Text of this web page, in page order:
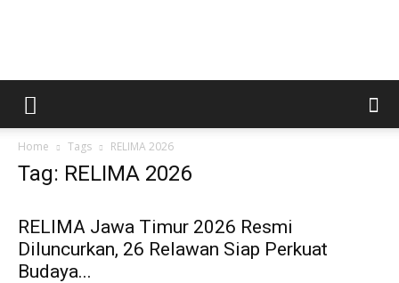
Kabar
Home Tags RELIMA 2026
Tag: RELIMA 2026
RELIMA Jawa Timur 2026 Resmi
Diluncurkan, 26 Relawan Siap Perkuat
Budaya...